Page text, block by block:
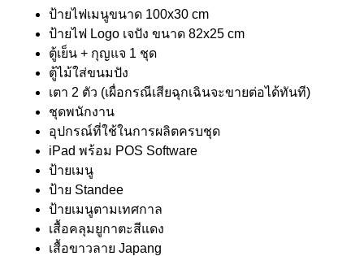
ป้ายไฟเมนูขนาด 100x30 cm
ป้ายไฟ Logo เจปัง ขนาด 82x25 cm
ตู้เย็น + กุญแจ 1 ชุด
ตู้ไม้ใส่ขนมปัง
เตา 2 ตัว (เผื่อกรณีเสียฉุกเฉินจะขายต่อได้ทันที)
ชุดพนักงาน
อุปกรณ์ที่ใช้ในการผลิตครบชุด
iPad พร้อม POS Software
ป้ายเมนู
ป้าย Standee
ป้ายเมนูตามเทศกาล
เสื้อคลุมยูกาตะสีแดง
เสื้อขาวลาย Japang